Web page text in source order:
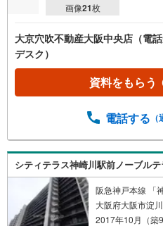
画像21枚
大京穴吹不動産大阪中央店（電
デスク）
資料をもらう
電話する
シティテラス神崎川駅前ノーブルテ
阪急神戸本線 「
大阪府大阪市淀
2017年10月（築9